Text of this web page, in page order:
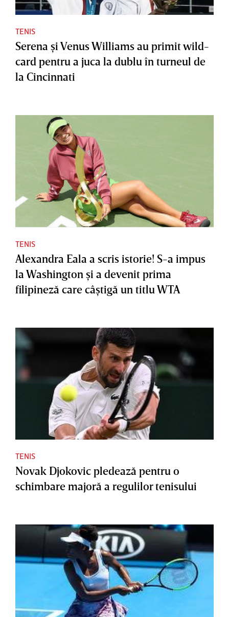
TENIS
Serena şi Venus Williams au primit wild-
card pentru a juca la dublu în turneul de
la Cincinnati
TENIS
Alexandra Eala a scris istorie! S-a impus
la Washington şi a devenit prima
filipineză care câştigă un titlu WTA
TENIS
Novak Djokovic pledează pentru o
schimbare majoră a regulilor tenisului